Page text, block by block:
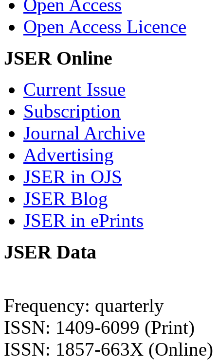
Open Access
Open Access Licence
JSER Online
Current Issue
Subscription
Journal Archive
Advertising
JSER in OJS
JSER Blog
JSER in ePrints
JSER Data
Frequency: quarterly
ISSN: 1409-6099 (Print)
ISSN: 1857-663X (Online)